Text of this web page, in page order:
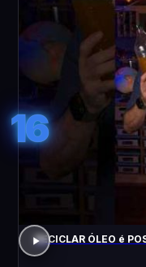
16
RECICLAR ÓLEO é